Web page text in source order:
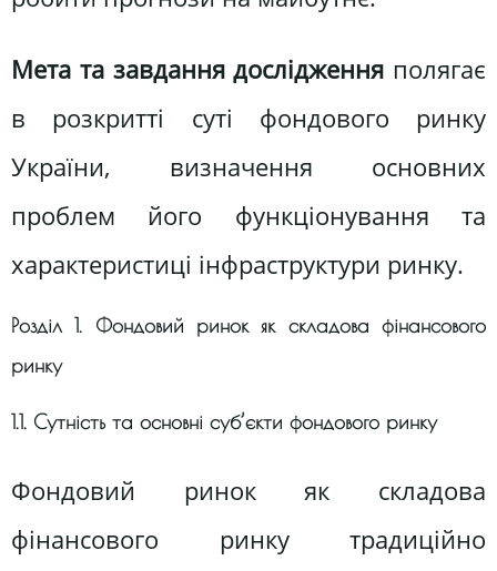
Мета та завдання дослідження полягає
в розкритті суті фондового ринку
України, визначення основних
проблем його функціонування та
характеристиці інфраструктури ринку.
Розділ 1. Фондовий ринок як складова фінансового
ринку
1.1. Сутність та основні суб’єкти фондового ринку
Фондовий ринок як складова
фінансового ринку традиційно